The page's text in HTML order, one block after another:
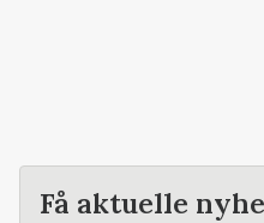
Få aktuelle